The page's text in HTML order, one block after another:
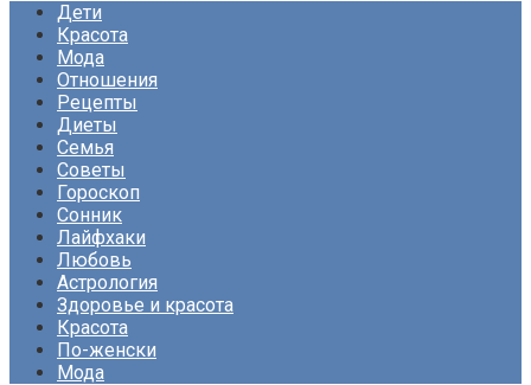
Дети
Красота
Мода
Отношения
Рецепты
Диеты
Семья
Советы
Гороскоп
Сонник
Лайфхаки
Любовь
Астрология
Здоровье и красота
Красота
По-женски
Мода